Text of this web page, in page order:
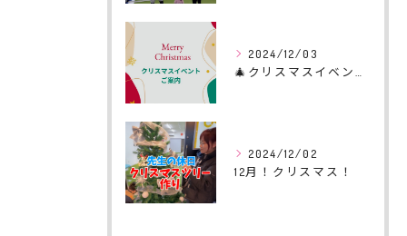
2024/12/03
2024/12/02
12月！クリスマス！